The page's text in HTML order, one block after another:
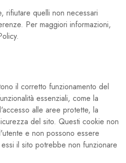
rifiutare quelli non necessari
Per maggiori informazioni,
il corretto funzionamento del
essenziali, come la
alle aree protette, la
del sito. Questi cookie non
e non possono essere
il sito potrebbe non funzionare